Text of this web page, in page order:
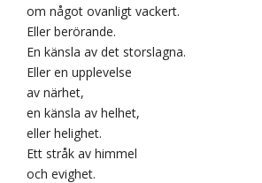
om något ovanligt vackert.
Eller berörande.
En känsla av det storslagna.
Eller en upplevelse
av närhet,
en känsla av helhet,
eller helighet.
Ett stråk av himmel
och evighet.